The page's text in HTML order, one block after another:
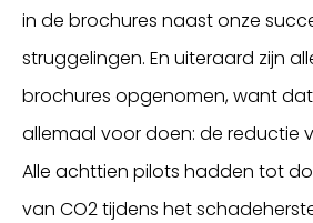
in de brochures naast onze
struggelingen. En uiteraard zijn
brochures opgenomen, want
allemaal voor doen: de reductie
Alle achttien pilots hadden tot
van CO2 tijdens het